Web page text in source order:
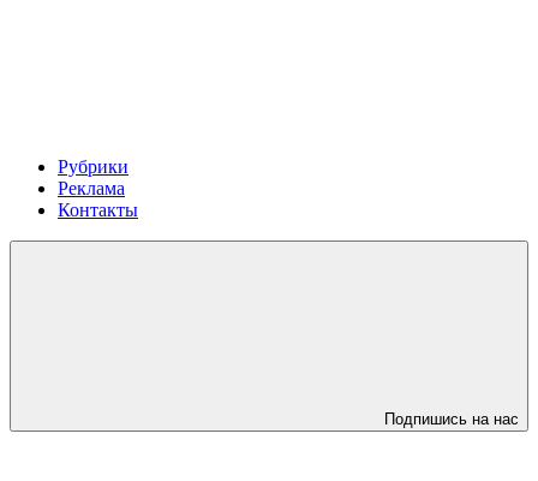
Рубрики
Реклама
Контакты
Подпишись на нас